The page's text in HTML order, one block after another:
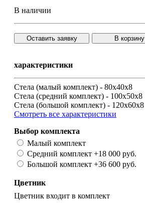
В наличии
Оставить заявку В корзину
характеристики
Стела (малый комплект) - 80х40х8
Стела (средний комплект) - 100х50х8
Стела (большой комплект) - 120х60х8
Смотреть все характеристики
Выбор комплекта
Малый комплект
Средний комплект +18 000 руб.
Большой комплект +36 600 руб.
Цветник
Цветник входит в комплект